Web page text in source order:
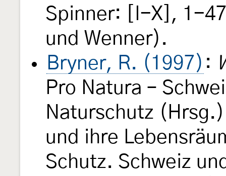
Spinner: [I-X], 1-
und Wenner).
Bryner, R. (1997) :
Pro Natura –
Naturschutz
und ihre
Schutz. Schweiz